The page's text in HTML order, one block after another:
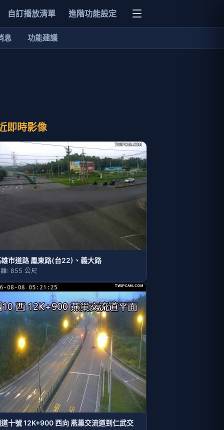
自訂播放清單 進階功能設定
息 功能建議
即時影像
市道路 鳳東路(台22)、義大路
: 855 公尺
十號 12K+900 西向 燕巢交流道到仁武交